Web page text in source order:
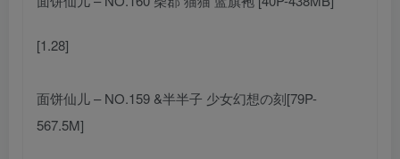
[1.28]
面饼仙儿 – NO.159 &半半子 少女幻想の刻[79P-
567.5M]